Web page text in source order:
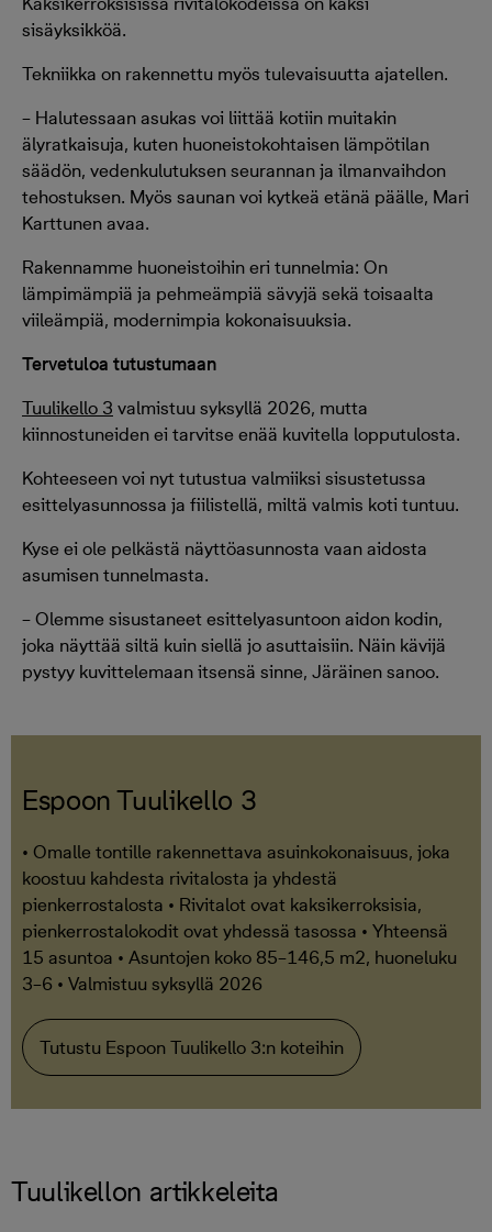
sisäyksikköä.
Tekniikka on rakennettu myös tulevaisuutta ajatellen.
– Halutessaan asukas voi liittää kotiin muitakin
älyratkaisuja, kuten huoneistokohtaisen lämpötilan
säädön, vedenkulutuksen seurannan ja ilmanvaihdon
tehostuksen. Myös saunan voi kytkeä etänä päälle, Mari
Karttunen avaa.
Rakennamme huoneistoihin eri tunnelmia: On
lämpimämpiä ja pehmeämpiä sävyjä sekä toisaalta
viileämpiä, modernimpia kokonaisuuksia.
Tervetuloa tutustumaan
Tuulikello 3 valmistuu syksyllä 2026, mutta
kiinnostuneiden ei tarvitse enää kuvitella lopputulosta.
Kohteeseen voi nyt tutustua valmiiksi sisustetussa
esittelyasunnossa ja fiilistellä, miltä valmis koti tuntuu.
Kyse ei ole pelkästä näyttöasunnosta vaan aidosta
asumisen tunnelmasta.
– Olemme sisustaneet esittelyasuntoon aidon kodin,
joka näyttää siltä kuin siellä jo asuttaisiin. Näin kävijä
pystyy kuvittelemaan itsensä sinne, Järäinen sanoo.
Espoon Tuulikello 3
• Omalle tontille rakennettava asuinkokonaisuus, joka
koostuu kahdesta rivitalosta ja yhdestä
pienkerrostalosta • Rivitalot ovat kaksikerroksisia,
pienkerrostalokodit ovat yhdessä tasossa • Yhteensä
15 asuntoa • Asuntojen koko 85–146,5 m2, huoneluku
3–6 • Valmistuu syksyllä 2026
Tutustu Espoon Tuulikello 3:n koteihin
Tuulikellon artikkeleita